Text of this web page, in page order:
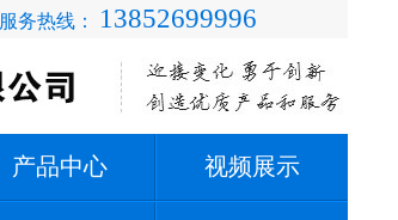
服务热线： 13852699996
产品中心 视频展示